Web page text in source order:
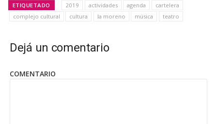
ETIQUETADO 2019 actividades agenda
cartelera
complejo cultural
cultura la moreno música teatro
Dejá un comentario
COMENTARIO